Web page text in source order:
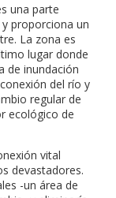
una parte
proporciona un
La zona es
lugar donde
de inundación
del río y
regular de
ecológico de
vital
devastadores.
-un área de